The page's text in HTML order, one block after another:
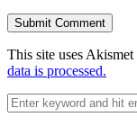
This site uses Akismet
data is processed.
Search
for: